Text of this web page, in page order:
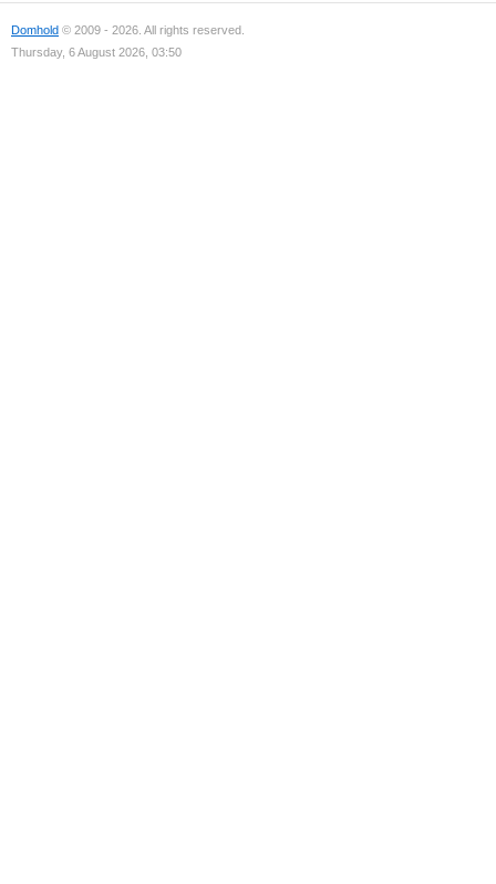
Domhold © 2009 - 2026. All rights reserved.
Thursday, 6 August 2026, 03:50